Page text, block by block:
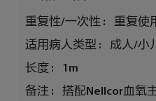
重复性/一次性 :
重复使
适用病人类型 :
成人/小
长度 :
1m
备注 :
搭配Nellcor血氧